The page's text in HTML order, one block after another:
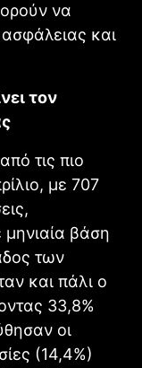
να
και
τον
τις πιο
με 707
βάση
των
και πάλι ο
33,8%
οι
(14,4%)